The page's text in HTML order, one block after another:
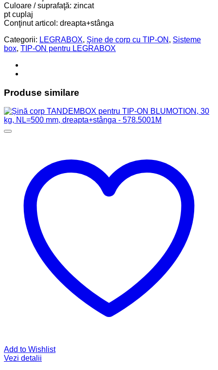
Culoare / suprafaţă: zincat
pt cuplaj
Conţinut articol: dreapta+stânga
Categorii: LEGRABOX, Şine de corp cu TIP-ON , Sisteme
box, TIP-ON pentru LEGRABOX
Produse similare
Add to Wishlist
Vezi detalii